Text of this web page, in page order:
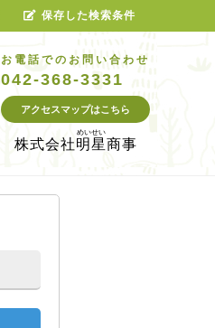
お電話でのお問い合わせ
042-368-3331
アクセスマップはこちら
株式会社明星商事
保存した検索条件